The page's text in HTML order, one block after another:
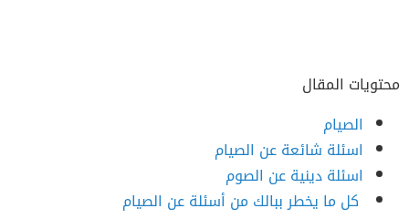
محتويات المقال
الصيام
اسئلة شائعة عن الصيام
اسئلة دينية عن الصوم
كل ما يخطر ببالك من أسئلة عن الصيام